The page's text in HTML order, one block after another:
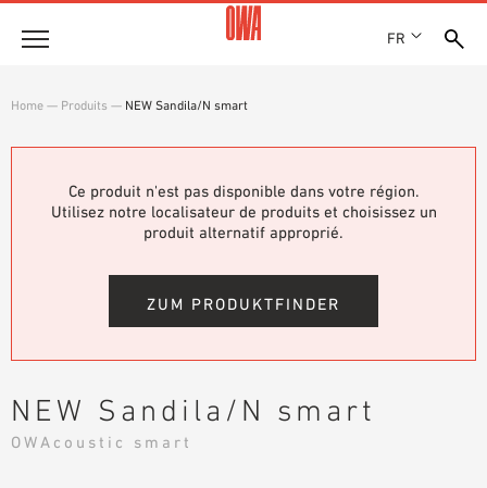
FR
NOS FILIALES
Produits
LES COLLECTIONS OWA
RECHERCHE GUIDÉE
Solutions
DOMAINES D’UTILISATION
DOCUMENTS D’APPEL D’OFFRES
TÉLÉCHARGEMENTS
Home — Produits — NEW Sandila/N smart
Ce produit n'est pas disponible dans votre région.
Utilisez notre localisateur de produits et choisissez un
produit alternatif approprié.
ZUM PRODUKTFINDER
NEW Sandila/N smart
OWAcoustic smart